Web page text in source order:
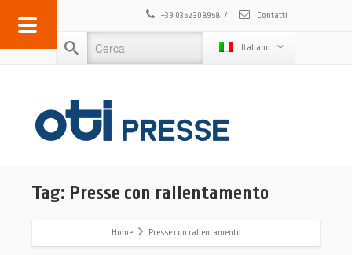
+39 0362 308958 / Contatti
Italiano
Tag: Presse con rallentamento
Home Presse con rallentamento